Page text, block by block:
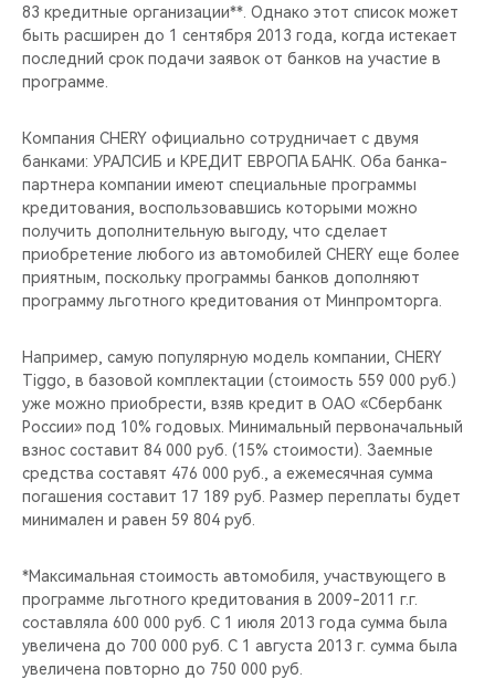
83 кредитные организации**. Однако этот список может
быть расширен до 1 сентября 2013 года, когда истекает
последний срок подачи заявок от банков на участие в
программе.
Компания CHERY официально сотрудничает с двумя
банками: УРАЛСИБ и КРЕДИТ ЕВРОПА БАНК. Оба банка-
партнера компании имеют специальные программы
кредитования, воспользовавшись которыми можно
получить дополнительную выгоду, что сделает
приобретение любого из автомобилей CHERY еще более
приятным, поскольку программы банков дополняют
программу льготного кредитования от Минпромторга.
Например, самую популярную модель компании, CHERY
Tiggo, в базовой комплектации (стоимость 559 000 руб.)
уже можно приобрести, взяв кредит в ОАО «Сбербанк
России» под 10% годовых. Минимальный первоначальный
взнос составит 84 000 руб. (15% стоимости). Заемные
средства составят 476 000 руб., а ежемесячная сумма
погашения составит 17 189 руб. Размер переплаты будет
минимален и равен 59 804 руб.
*Максимальная стоимость автомобиля, участвующего в
программе льготного кредитования в 2009-2011 г.г.
составляла 600 000 руб. С 1 июля 2013 года сумма была
увеличена до 700 000 руб. С 1 августа 2013 г. сумма была
увеличена повторно до 750 000 руб.